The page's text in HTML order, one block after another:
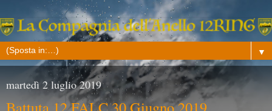
▼
martedì 2 luglio 2019